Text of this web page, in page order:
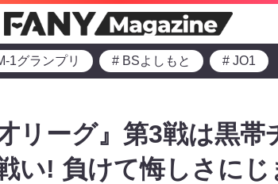
1グランプリ # BSよしもと # JO1
リーグ』第3戦は黒
い! 負けて悔しさにじ